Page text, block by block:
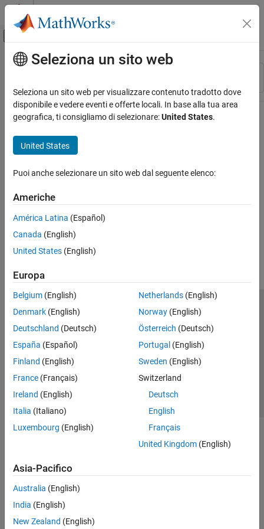
Vai al contenuto
Attiva/disattiva menu di navigazione
Risorsa
Stato
Contenuto principale
Seleziona un sito web
Seleziona un sito web per visualizzare contenuto tradotto dove
disponibile e vedere eventi e offerte locali. In base alla tua area
geografica, ti consigliamo di selezionare:United States.
United States
Puoi anche selezionare un sito web dal seguente elenco:
Americhe
América Latina (Español)
Canada (English)
United States (English)
Europa
Belgium (English)
Denmark (English)
Deutschland (Deutsch)
España (Español)
Finland (English)
France (Français)
Ireland (English)
Italia (Italiano)
Luxembourg (English)
Netherlands(English)
Norway(English)
Österreich (Deutsch)
Portugal (English)
Sweden (English)
Switzerland
Deutsch
English
Français
United Kingdom(English)
Asia-Pacifico
Australia (English)
India (English)
New Zealand (English)
Centro di fiducia
Informativa sulla privacy
Antipirateria
Stato dell'applicazione
Contatti
© 1994-2026 The MathWorks, Inc.